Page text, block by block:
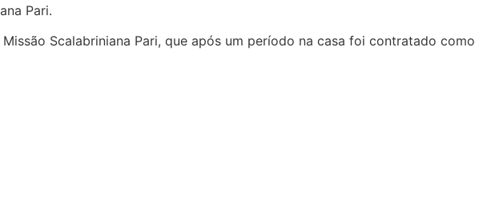
Pari.
Scalabriniana Pari, que após um período na casa foi contratado como